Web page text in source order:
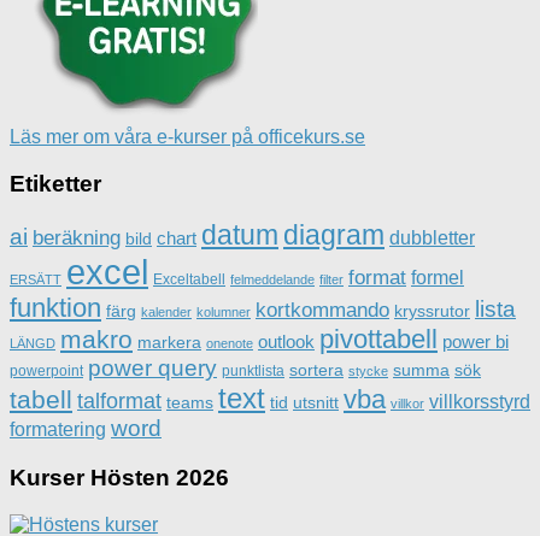
Läs mer om våra e-kurser på officekurs.se
Etiketter
ai beräkning bild chart datum diagram dubbletter
ERSÄTT excel Exceltabell felmeddelande filter format formel
funktion färg kalender kolumner kortkommando kryssrutor lista
LÄNGD makro markera onenote outlook pivottabell power bi
powerpoint power query punktlista sortera stycke summa sök
tabell talformat teams text tid utsnitt vba villkor villkorsstyrd
formatering word
Kurser Hösten 2026